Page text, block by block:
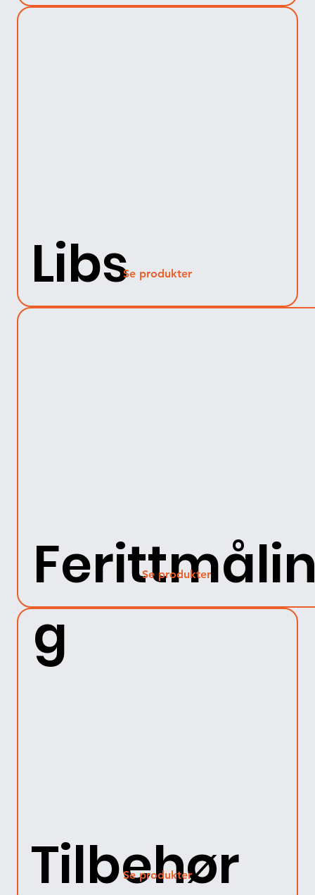
LibsSe produkter
g
Se produkter
Tilbehør
Se produkter